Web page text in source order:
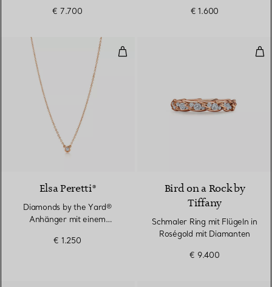
€ 7.700 € 1.600
Diamonds by the Yard®
Elsa Peretti®
Diamonds by the Yard®
Anhänger mit einem
€ 1.250
Bird on a Rock by
Tiffany
Schmaler Ring mit Flügeln in
Roségold mit Diamanten
€ 9.400